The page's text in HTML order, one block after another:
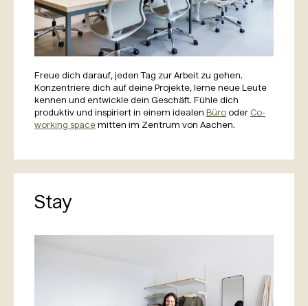
Freue dich darauf, jeden Tag zur Arbeit zu gehen.
Konzentriere dich auf deine Projekte, lerne neue Leute
kennen und entwickle dein Geschäft. Fühle dich
produktiv und inspiriert in einem idealen Büro oder Co-
working space mitten im Zentrum von Aachen.
Stay